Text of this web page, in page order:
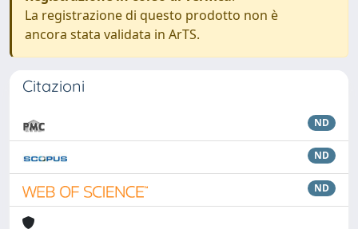
La registrazione di questo prodotto non è
ancora stata validata in ArTS.
Citazioni
ND
ND
ND